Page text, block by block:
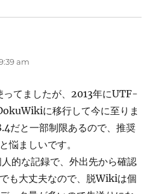
am
てましたが、2013年にUTF-
に移行して今に至りま
だと一部制限あるので、推奨
悩ましいです。
的な記録で、外出先から確認
も大丈夫なので、脱Wikiは個